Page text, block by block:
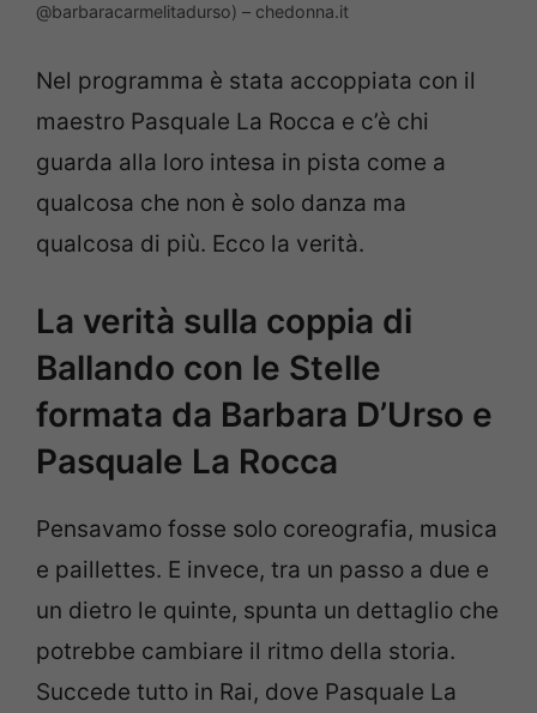
@barbaracarmelitadurso) – chedonna.it
Nel programma è stata accoppiata con il
maestro Pasquale La Rocca e c’è chi
guarda alla loro intesa in pista come a
qualcosa che non è solo danza ma
qualcosa di più. Ecco la verità.
La verità sulla coppia di
Ballando con le Stelle
formata da Barbara D’Urso e
Pasquale La Rocca
Pensavamo fosse solo coreografia, musica
e paillettes. E invece, tra un passo a due e
un dietro le quinte, spunta un dettaglio che
potrebbe cambiare il ritmo della storia.
Succede tutto in Rai, dove Pasquale La